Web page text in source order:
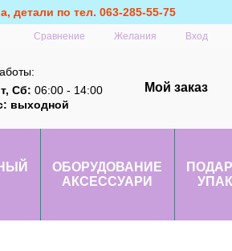
детали по тел. 063-285-55-75
Сравнение Желания Вход
Сб: 06:00 - 14:00
выходной
Мой заказ
ОБОРУДОВАНИЕ
АКСЕССУАРИ